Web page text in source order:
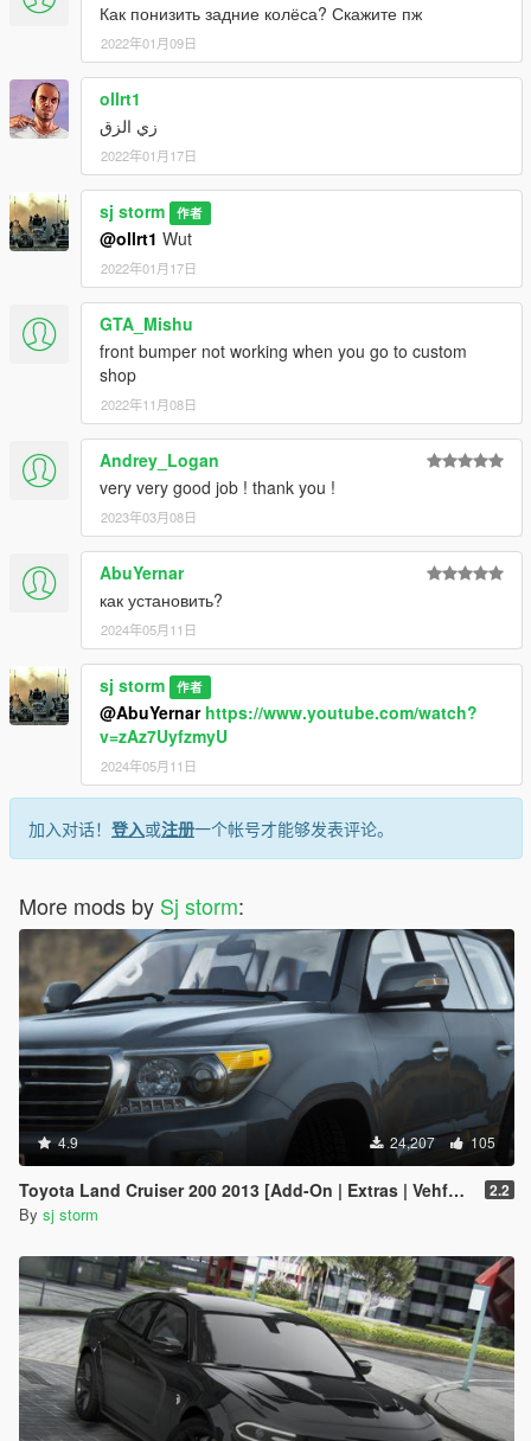
Как понизить задние колёса? Скажите пж
2022年01月09日
ollrt1
زي الزق
2022年01月17日
sj storm 作者
@ollrt1 Wut
2022年01月17日
GTA_Mishu
front bumper not working when you go to custom
shop
2022年11月08日
Andrey_Logan
very very good job ! thank you !
2023年03月08日
AbuYernar
как установить?
2024年05月11日
sj storm 作者
@AbuYernar https://www.youtube.com/watch?
v=zAz7UyfzmyU
2024年05月11日
加入对话！ 登入或注册一个帐号才能够发表评论。
More mods by Sj storm:
4.9 24,207 105
Toyota Land Cruiser 200 2013 [Add-On | Extras | Vehfuncs V] 2.2
By sj storm